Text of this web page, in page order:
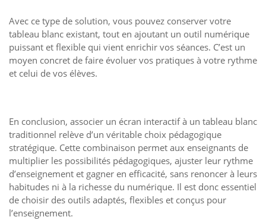
Avec ce type de solution, vous pouvez conserver votre
tableau blanc existant, tout en ajoutant un outil numérique
puissant et flexible qui vient enrichir vos séances. C’est un
moyen concret de faire évoluer vos pratiques à votre rythme
et celui de vos élèves.
En conclusion, associer un écran interactif à un tableau blanc
traditionnel relève d’un véritable choix pédagogique
stratégique. Cette combinaison permet aux enseignants de
multiplier les possibilités pédagogiques, ajuster leur rythme
d’enseignement et gagner en efficacité, sans renoncer à leurs
habitudes ni à la richesse du numérique. Il est donc essentiel
de choisir des outils adaptés, flexibles et conçus pour
l’enseignement.